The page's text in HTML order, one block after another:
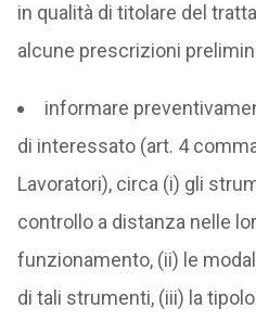
in qualità di titolare del
alcune prescrizioni
informare
di interessato (art. 4
Lavoratori), circa (i) gli
controllo a distanza nelle
funzionamento, (ii) le
di tali strumenti, (iii) la